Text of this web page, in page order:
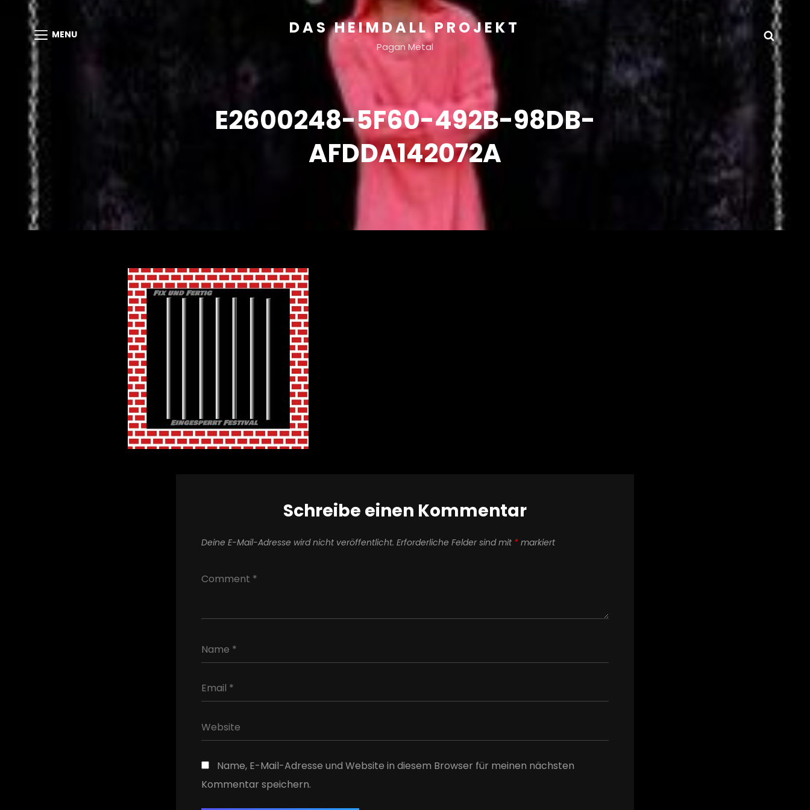
MENU DAS HEIMDALL PROJEKT
Pagan Metal
E2600248-5F60-492B-98DB-
AFDDA142072A
Schreibe einen Kommentar
Deine E-Mail-Adresse wird nicht veröffentlicht. Erforderliche Felder sind mit * markiert
Name, E-Mail-Adresse und Website in diesem Browser für meinen nächsten
Kommentar speichern.